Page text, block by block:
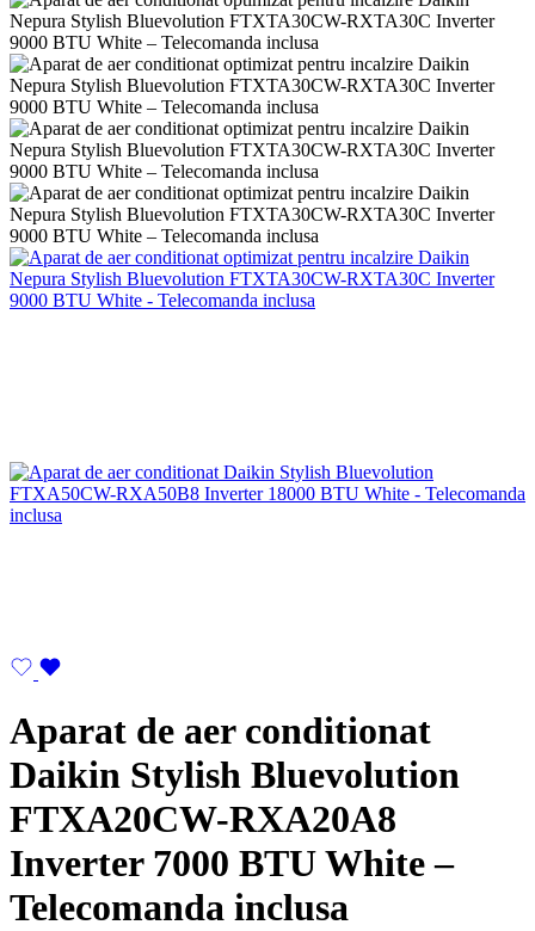
Aparat de aer conditionat
Daikin Stylish Bluevolution
FTXA20CW-RXA20A8
Inverter 7000 BTU White –
Telecomanda inclusa